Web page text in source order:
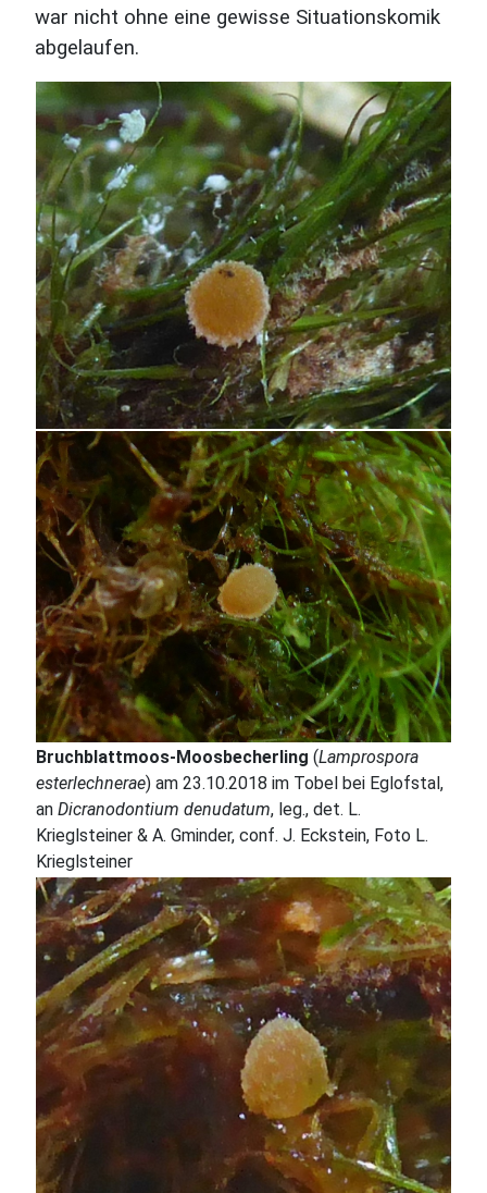
war nicht ohne eine gewisse Situationskomik
abgelaufen.
Bruchblattmoos-Moosbecherling (Lamprospora
esterlechnerae) am 23.10.2018 im Tobel bei Eglofstal,
an Dicranodontium denudatum, leg., det. L.
Krieglsteiner & A. Gminder, conf. J. Eckstein, Foto L.
Krieglsteiner